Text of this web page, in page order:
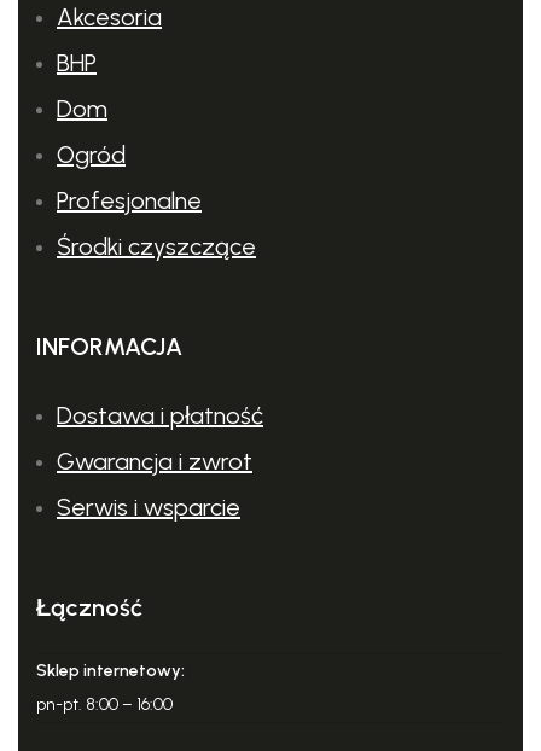
Akcesoria
BHP
Dom
Ogród
Profesjonalne
Środki czyszczące
INFORMACJA
Dostawa i płatność
Gwarancja i zwrot
Serwis i wsparcie
Łączność
Sklep internetowy:
pn-pt. 8:00 – 16:00